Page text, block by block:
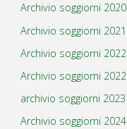
Archivio soggiorni 2020
Archivio soggiorni 2021
Archivio soggiorni 2022
Archivio soggiorni 2022
archivio soggiorni 2023
Archivio soggiorni 2024